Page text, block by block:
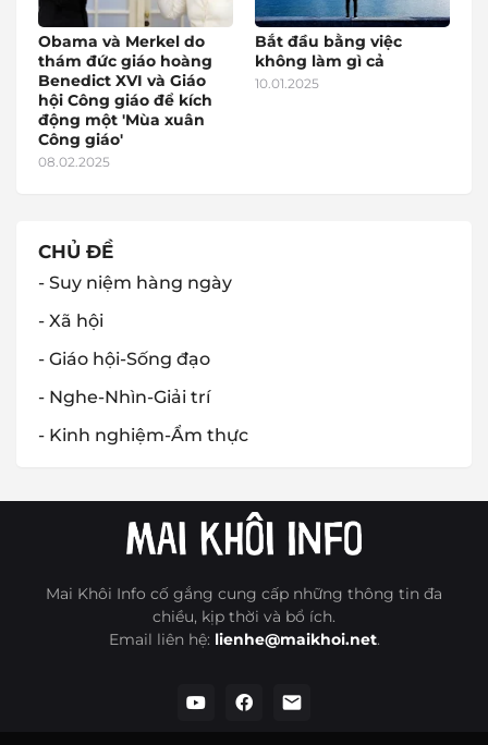
Obama và Merkel do
thám đức giáo hoàng
Benedict XVI và Giáo
hội Công giáo để kích
động một 'Mùa xuân
Công giáo'
08.02.2025
Bắt đầu bằng việc
không làm gì cả
10.01.2025
CHỦ ĐỀ
- Suy niệm hàng ngày
- Xã hội
- Giáo hội-Sống đạo
- Nghe-Nhìn-Giải trí
- Kinh nghiệm-Ẩm thực
Mai Khôi Info cố gắng cung cấp những thông tin đa
chiều, kịp thời và bổ ích.
Email liên hệ: lienhe@maikhoi.net.